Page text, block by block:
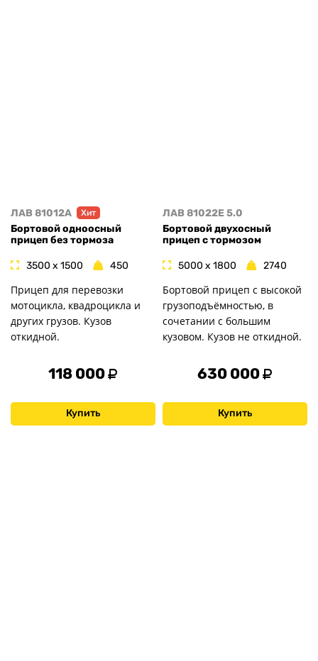
ЛАВ 81012A Хит
Бортовой одноосный
прицеп без тормоза
3500 x 1500 450
Прицеп для перевозки
мотоцикла, квадроцикла и
других грузов. Кузов
откидной.
118 000
Купить
ЛАВ 81022E 5.0
Бортовой двухосный
прицеп с тормозом
5000 x 1800 2740
Бортовой прицеп с высокой
грузоподъёмностью, в
сочетании с большим
кузовом. Кузов не откидной.
630 000
Купить